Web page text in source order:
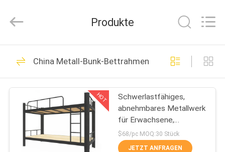
HAUS
PRODUKTE
ÜBER
UNS
Rights
Reserved.
ECER
Schließfach für
Metalllager
49
Produkte
China Metall-Bunk-Bettrahmen
HOT
Schwerlastfähiges,
abnehmbares Metallwerk
für Erwachsene,
Doppelbett aus Stahl
$68/pc MOQ:30 Stück
JETZT ANFRAGEN